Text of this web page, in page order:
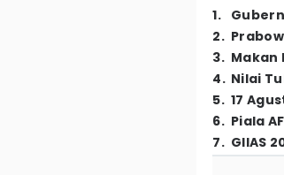
1.
2.
3. Makan
4. Nilai
5. 17
6. Piala
7. GIIAS